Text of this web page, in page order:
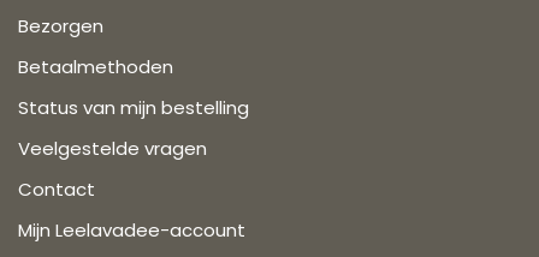
Bezorgen
Betaalmethoden
Status van mijn bestelling
Veelgestelde vragen
Contact
Mijn Leelavadee-account